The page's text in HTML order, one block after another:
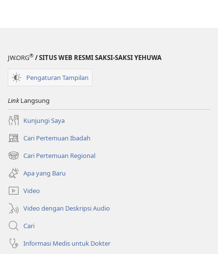
JW.ORG® / SITUS WEB RESMI SAKSI-SAKSI YEHUWA
Pengaturan Tampilan
LinkLangsung
Kunjungi Saya
Cari Pertemuan Ibadah
(terbuka
di
window
baru)
Cari Pertemuan Regional
(terbuka
di
window
baru)
Apa yang Baru
Video
Video dengan Deskripsi Audio
Cari
Informasi Medis untuk Dokter